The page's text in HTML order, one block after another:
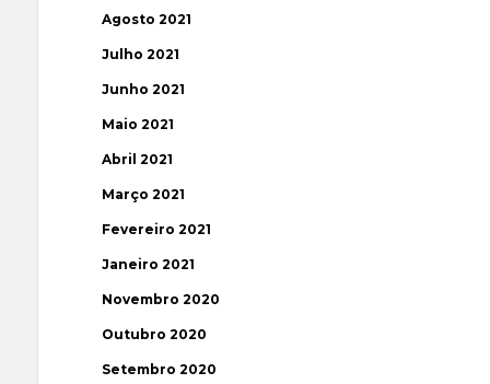
Agosto 2021
Julho 2021
Junho 2021
Maio 2021
Abril 2021
Março 2021
Fevereiro 2021
Janeiro 2021
Novembro 2020
Outubro 2020
Setembro 2020